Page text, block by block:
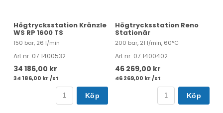
Högtrycksstation Kränzle
WS RP 1600 TS
150 bar, 26 l/min
Art nr. 07.1400532
34 186,00 kr
34 186,00 kr /st
Köp
Högtrycksstation Reno
Stationär
200 bar, 21 l/min, 60°C
Art nr. 07.1400402
46 269,00 kr
46 269,00 kr /st
Köp